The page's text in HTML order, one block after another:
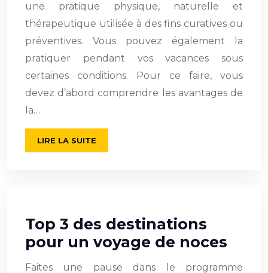
une pratique physique, naturelle et
thérapeutique utilisée à des fins curatives ou
préventives. Vous pouvez également la
pratiquer pendant vos vacances sous
certaines conditions. Pour ce faire, vous
devez d’abord comprendre les avantages de
la…
LIRE LA SUITE
Top 3 des destinations
pour un voyage de noces
Faites une pause dans le programme